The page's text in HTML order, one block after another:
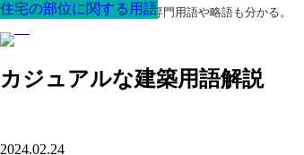
最高の家を作るための知識！専門用語や略語も分かる。
カジュアルな建築用語解説
住宅の部位に関する用語
2024.02.24
住宅の部位に関する用語
住宅の部位に関する用語
住宅の部位に関する用語
住宅の部位に関する用語
住宅の部位に関する用語
住宅の部位に関する用語